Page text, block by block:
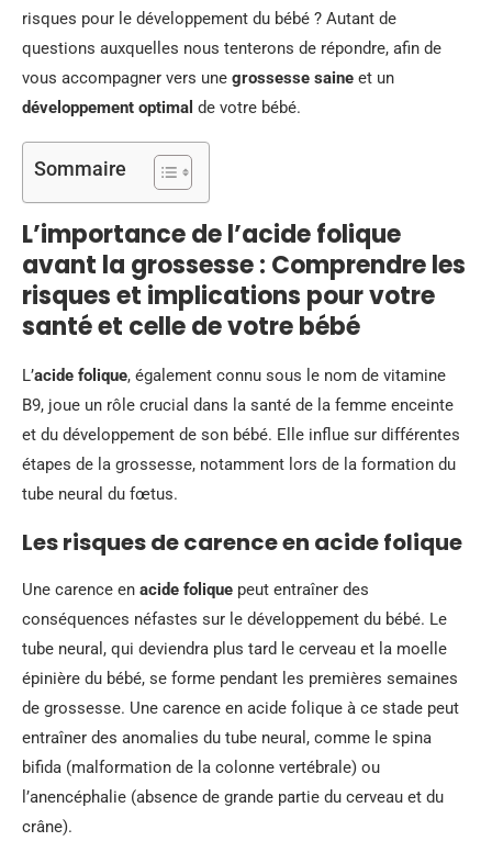
risques pour le développement du bébé ? Autant de
questions auxquelles nous tenterons de répondre, afin de
vous accompagner vers une grossesse saine et un
développement optimal de votre bébé.
Sommaire
L’importance de l’acide folique
avant la grossesse : Comprendre les
risques et implications pour votre
santé et celle de votre bébé
L’acide folique, également connu sous le nom de vitamine
B9, joue un rôle crucial dans la santé de la femme enceinte
et du développement de son bébé. Elle influe sur différentes
étapes de la grossesse, notamment lors de la formation du
tube neural du fœtus.
Les risques de carence en acide folique
Une carence en acide folique peut entraîner des
conséquences néfastes sur le développement du bébé. Le
tube neural, qui deviendra plus tard le cerveau et la moelle
épinière du bébé, se forme pendant les premières semaines
de grossesse. Une carence en acide folique à ce stade peut
entraîner des anomalies du tube neural, comme le spina
bifida (malformation de la colonne vertébrale) ou
l’anencéphalie (absence de grande partie du cerveau et du
crâne).